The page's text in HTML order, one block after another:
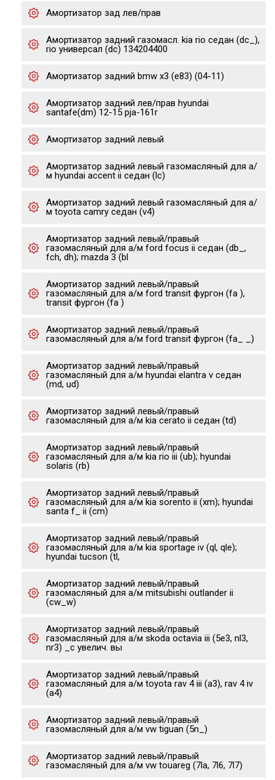
Амортизатор зад лев/прав
Амортизатор задний газомасл. kia rio седан (dc_),
rio универсал (dc) 134204400
Амортизатор задний bmw x3 (e83) (04-11)
Амортизатор задний лев/прав hyundai
santafe(dm) 12-15 pja-161r
Амортизатор задний левый
Амортизатор задний левый газомасляный для а/
м hyundai accent ii седан (lc)
Амортизатор задний левый газомасляный для а/
м toyota camry седан (v4)
Амортизатор задний левый/правый
газомасляный для а/м ford focus ii седан (db_,
fch, dh); mazda 3 (bl
Амортизатор задний левый/правый
газомасляный для а/м ford transit фургон (fa ),
transit фургон (fa )
Амортизатор задний левый/правый
газомасляный для а/м ford transit фургон (fa_ _)
Амортизатор задний левый/правый
газомасляный для а/м hyundai elantra v седан
(md, ud)
Амортизатор задний левый/правый
газомасляный для а/м kia cerato ii седан (td)
Амортизатор задний левый/правый
газомасляный для а/м kia rio iii (ub); hyundai
solaris (rb)
Амортизатор задний левый/правый
газомасляный для а/м kia sorento ii (xm); hyundai
santa f_ ii (cm)
Амортизатор задний левый/правый
газомасляный для а/м kia sportage iv (ql, qle);
hyundai tucson (tl,
Амортизатор задний левый/правый
газомасляный для а/м mitsubishi outlander ii
(cw_w)
Амортизатор задний левый/правый
газомасляный для а/м skoda octavia iii (5e3, nl3,
nr3) _с увелич. вы
Амортизатор задний левый/правый
газомасляный для а/м toyota rav 4 iii (a3), rav 4 iv
(a4)
Амортизатор задний левый/правый
газомасляный для а/м vw tiguan (5n_)
Амортизатор задний левый/правый
газомасляный для а/м vw touareg (7la, 7l6, 7l7)